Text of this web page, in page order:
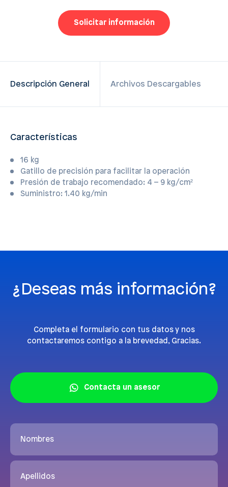
Solicitar información
Descripción General Archivos Descargables
Características
16 kg
Gatillo de precisión para facilitar la operación
Presión de trabajo recomendado: 4 – 9 kg/cm²
Suministro: 1.40 kg/min
¿Deseas más información?
Completa el formulario con tus datos y nos
contactaremos contigo a la brevedad, Gracias.
Contacta un asesor
Nombres
Apellidos